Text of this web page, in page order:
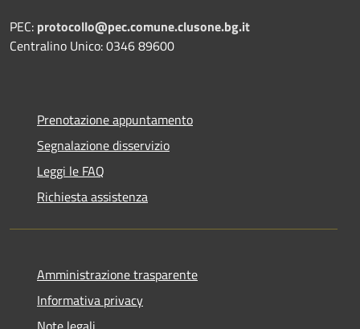
PEC: protocollo@pec.comune.clusone.bg.it
Centralino Unico: 0346 89600
Prenotazione appuntamento
Segnalazione disservizio
Leggi le FAQ
Richiesta assistenza
Amministrazione trasparente
Informativa privacy